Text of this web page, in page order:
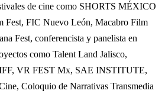
de cine como SHORTS MÉXICO
Fest, FIC Nuevo León, Macabro Film
Fest, conferencista y panelista en
como Talent Land Jalisco,
VR FEST Mx, SAE INSTITUTE,
Coloquio de Narrativas Transmedia